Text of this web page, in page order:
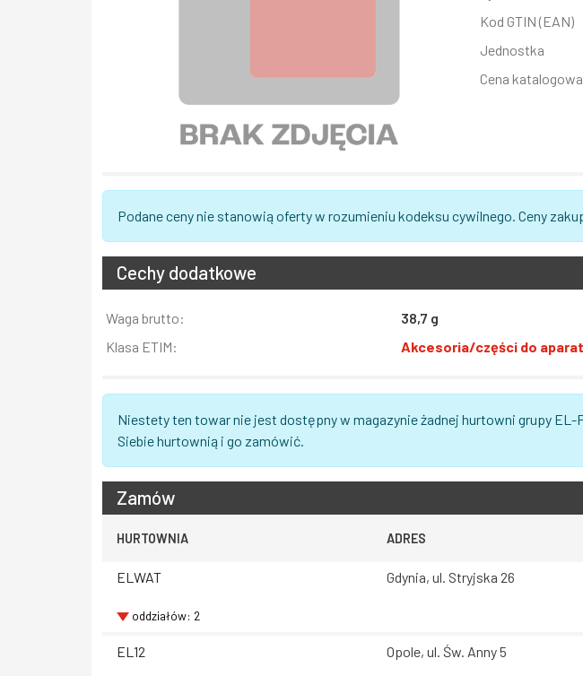
Kod GTIN (EAN)
Jednostka
Cena katalogowa
Podane ceny nie stanowią oferty w rozumieniu kodeksu cywilnego. Ceny
Cechy dodatkowe
Informacja
Wartość
Waga brutto:
38,7 g
Klasa ETIM:
Akcesoria/części do
Niestety ten towar nie jest dostępny w magazynie żadnej hurtowni grupy
Siebie hurtownią i go zamówić.
Zamów
HURTOWNIA ADRES
ELWAT Gdynia, ul. Stryjska 26
oddziałów: 2
EL12 Opole, ul. Św. Anny 5